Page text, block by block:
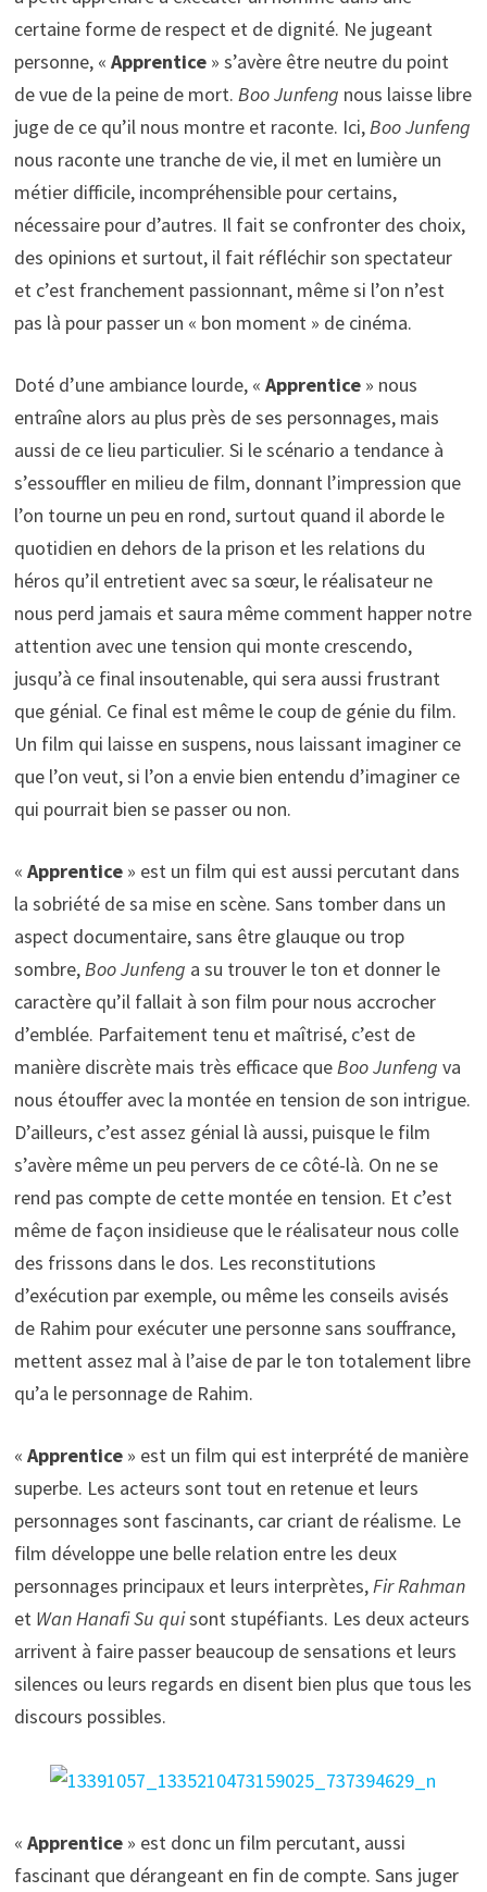
certaine forme de respect et de dignité. Ne jugeant
personne, « Apprentice» s’avère être neutre du point
de vue de la peine de mort. Boo Junfeng nous laisse libre
juge de ce qu’il nous montre et raconte. Ici,Boo Junfeng
nous raconte une tranche de vie, il met en lumière un
métier difficile, incompréhensible pour certains,
nécessaire pour d’autres. Il fait se confronter des choix,
des opinions et surtout, il fait réfléchir son spectateur
et c’est franchement passionnant, même si l’on n’est
pas là pour passer un « bon moment » de cinéma.
Doté d’une ambiance lourde, « Apprentice» nous
entraîne alors au plus près de ses personnages, mais
aussi de ce lieu particulier. Si le scénario a tendance à
s’essouffler en milieu de film, donnant l’impression que
l’on tourne un peu en rond, surtout quand il aborde le
quotidien en dehors de la prison et les relations du
héros qu’il entretient avec sa sœur, le réalisateur ne
nous perd jamais et saura même comment happer notre
attention avec une tension qui monte crescendo,
jusqu’à ce final insoutenable, qui sera aussi frustrant
que génial. Ce final est même le coup de génie du film.
Un film qui laisse en suspens, nous laissant imaginer ce
que l’on veut, si l’on a envie bien entendu d’imaginer ce
qui pourrait bien se passer ou non.
« Apprentice» est un film qui est aussi percutant dans
la sobriété de sa mise en scène. Sans tomber dans un
aspect documentaire, sans être glauque ou trop
sombre,Boo Junfeng a su trouver le ton et donner le
caractère qu’il fallait à son film pour nous accrocher
d’emblée. Parfaitement tenu et maîtrisé, c’est de
manière discrète mais très efficace queBoo Junfeng va
nous étouffer avec la montée en tension de son intrigue.
D’ailleurs, c’est assez génial là aussi, puisque le film
s’avère même un peu pervers de ce côté-là. On ne se
rend pas compte de cette montée en tension. Et c’est
même de façon insidieuse que le réalisateur nous colle
des frissons dans le dos. Les reconstitutions
d’exécution par exemple, ou même les conseils avisés
de Rahim pour exécuter une personne sans souffrance,
mettent assez mal à l’aise de par le ton totalement libre
qu’a le personnage de Rahim.
« Apprentice» est un film qui est interprété de manière
superbe. Les acteurs sont tout en retenue et leurs
personnages sont fascinants, car criant de réalisme. Le
film développe une belle relation entre les deux
personnages principaux et leurs interprètes,Fir Rahman
et Wan Hanafi Su quisont stupéfiants. Les deux acteurs
arrivent à faire passer beaucoup de sensations et leurs
silences ou leurs regards en disent bien plus que tous les
discours possibles.
« Apprentice» est donc un film percutant, aussi
fascinant que dérangeant en fin de compte. Sans juger